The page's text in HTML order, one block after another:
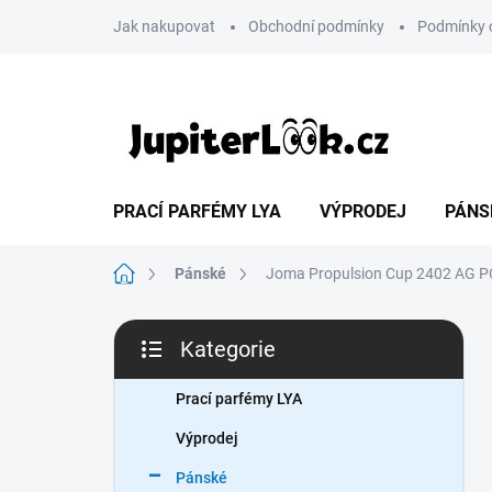
Jak nakupovat Obchodní podmínky Podmínky
PRACÍ PARFÉMY LYA VÝPRODEJ
Domů Pánské Joma Propulsion Cup 2402 AG
P
s
kategorie
Kategorie
Prací parfémy LYA
Výprodej
Pánské